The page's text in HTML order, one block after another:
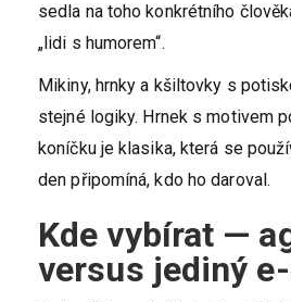
sedla na toho konkrétního
„lidi s humorem“.
Mikiny, hrnky a kšiltovky s
stejné logiky. Hrnek s motivem
koníčku je klasika, která se
den připomíná, kdo ho daroval.
Kde vybírat —
versus jediný